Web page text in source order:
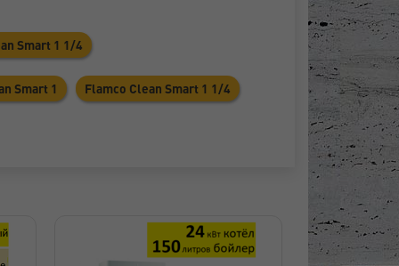
Smart 1 1/4
Smart 1 Flamco Clean Smart 1 1/4